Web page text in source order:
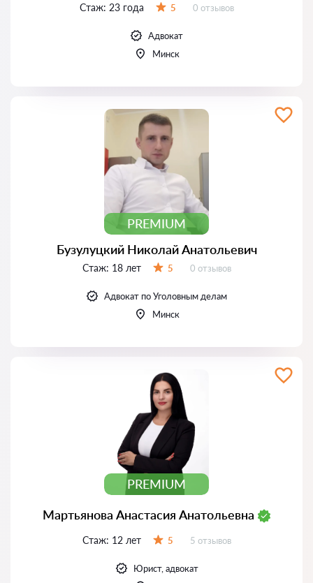
Стаж: 23 года 5 Отзывов:
0 отзывов
Адвокат
Минск
PREMIUM
Бузулуцкий Николай Анатольевич
Стаж: 18 лет 5 Отзывов:
0 отзывов
Адвокат по Уголовным делам
Минск
PREMIUM
Мартьянова Анастасия Анатольевна
Стаж: 12 лет 5 Отзывов:
5 отзывов
Юрист, адвокат